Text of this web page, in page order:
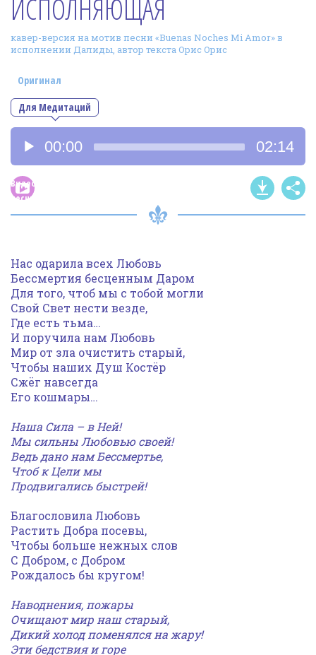
Фотогалерея
In English
Видео
Ииссиидиология
Номера песен
ИСПОЛНЯЮЩАЯ
кавер-версия на мотив песни «Buenas Noches Mi Amor» в
исполнении Далиды, автор текста Орис Орис
Для Медитаций
Оригинал
Аудиоплеер
00:00 02:14
Видео
песни
Нас одарила всех Любовь
Бессмертия бесценным Даром
Для того, чтоб мы с тобой могли
Свой Свет нести везде,
Где есть тьма…
И поручила нам Любовь
Мир от зла очистить старый,
Чтобы наших Душ Костёр
Сжёг навсегда
Его кошмары…
Наша Сила – в Ней!
Мы сильны Любовью своей!
Ведь дано нам Бессмертье,
Чтоб к Цели мы
Продвигались быстрей!
Благословила Любовь
Растить Добра посевы,
Чтобы больше нежных слов
С Добром, с Добром
Рождалось бы кругом!
Наводнения, пожары
Очищают мир наш старый,
Дикий холод поменялся на жару!
Эти бедствия и горе